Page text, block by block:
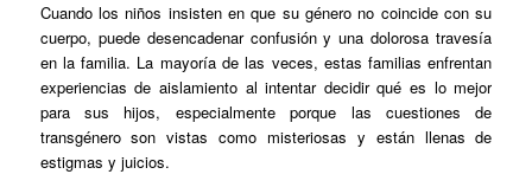
Cuando los niños insisten en que su género no coincide con su
cuerpo, puede desencadenar confusión y una dolorosa travesía
en la familia. La mayoría de las veces, estas familias enfrentan
experiencias de aislamiento al intentar decidir qué es lo mejor
para sus hijos, especialmente porque las cuestiones de
transgénero son vistas como misteriosas y están llenas de
estigmas y juicios.